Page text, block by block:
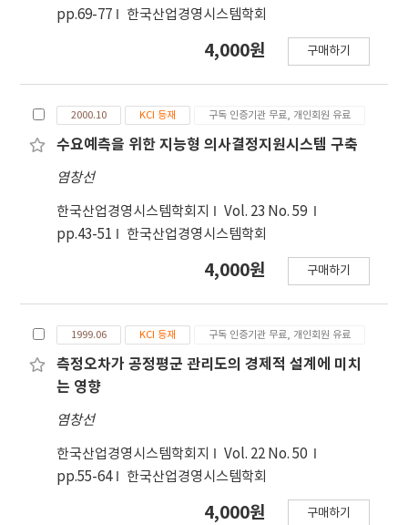
pp.69-77
한국산업경영시스템학회
4,000원 구매하기
2000.10 KCI 등재 구독 인증기관 무료, 개인회원 유료
수요예측을 위한 지능형 의사결정지원시스템 구축
염창선
한국산업경영시스템학회지
Vol. 23 No. 59
pp.43-51
한국산업경영시스템학회
4,000원 구매하기
1999.06 KCI 등재 구독 인증기관 무료, 개인회원 유료
측정오차가 공정평군 관리도의 경제적 설계에 미치
는 영향
염창선
한국산업경영시스템학회지
Vol. 22 No. 50
pp.55-64
한국산업경영시스템학회
4,000원 구매하기